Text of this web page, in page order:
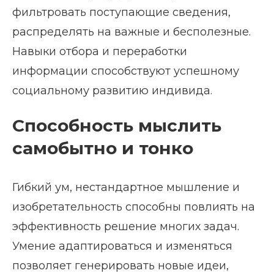
фильтровать поступающие сведения,
распределять на важные и бесполезные.
Навыки отбора и переработки
информации способствуют успешному
социальному развитию индивида.
Способность мыслить
самобытно и тонко
Гибкий ум, нестандартное мышление и
изобретательность способны повлиять на
эффективность решение многих задач.
Умение адаптироваться и изменяться
позволяет генерировать новые идеи,